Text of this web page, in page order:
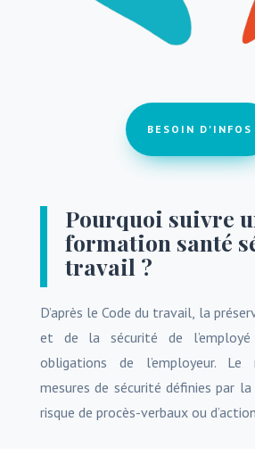
BESOIN D'INFOS
Pourquoi suivre
formation santé
travail ?
D’après le Code du travail, la
et de la sécurité de
obligations de l’employeur. Le
mesures de sécurité définies par
risque de procès-verbaux ou